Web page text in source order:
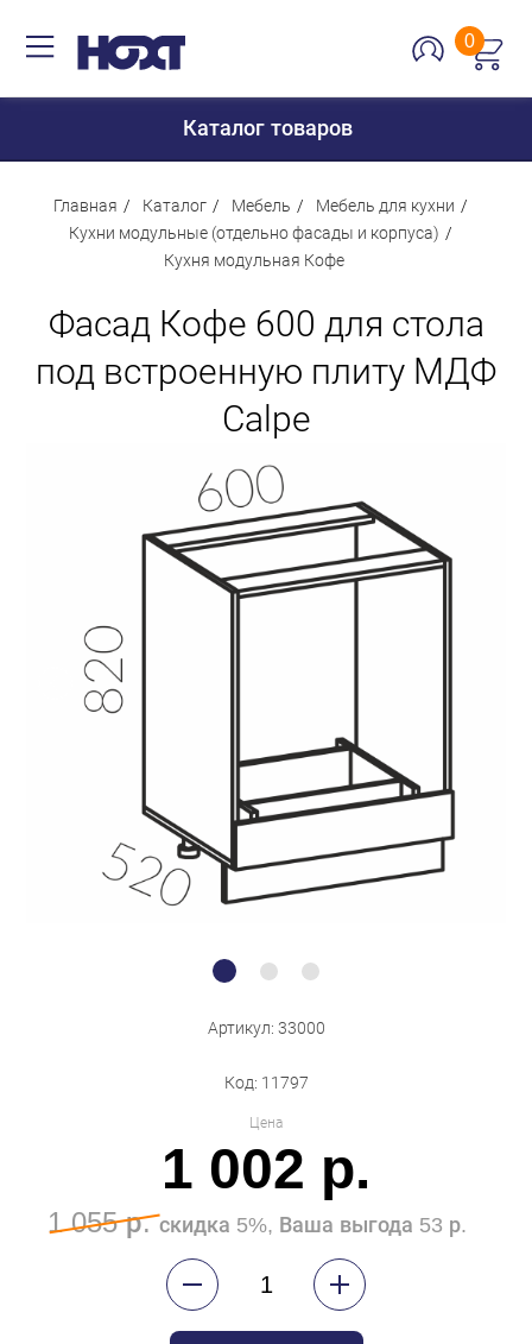
0
Каталог товаров
Для кухни
Строительство и ремонт
Бытовая техника
Акции
Главная Каталог Мебель
Мебель для кухни
Кухни модульные (отдельно фасады и корпуса)
Кухня модульная Кофе
Фасад Кофе 600 для стола
под встроенную плиту МДФ
Calpe
Артикул: 33000
Код: 11797
Цена
1 002 р.
1 055 р.скидка 5%, Ваша выгода 53 р.